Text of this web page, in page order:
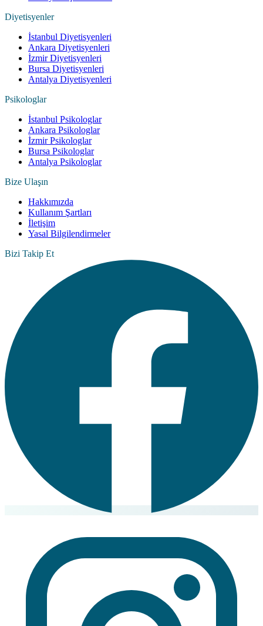
Diyetisyenler
İstanbul Diyetisyenleri
Ankara Diyetisyenleri
İzmir Diyetisyenleri
Bursa Diyetisyenleri
Antalya Diyetisyenleri
Psikologlar
İstanbul Psikologlar
Ankara Psikologlar
İzmir Psikologlar
Bursa Psikologlar
Antalya Psikologlar
Bize Ulaşın
Hakkımızda
Kullanım Şartları
İletişim
Yasal Bilgilendirmeler
Bizi Takip Et